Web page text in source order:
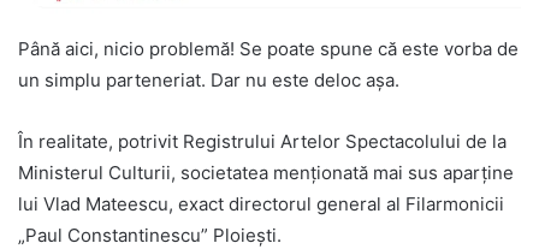
Până aici, nicio problemă! Se poate spune că este vorba de
un simplu parteneriat. Dar nu este deloc așa.
În realitate, potrivit Registrului Artelor Spectacolului de la
Ministerul Culturii, societatea menționată mai sus aparține
lui Vlad Mateescu, exact directorul general al Filarmonicii
„Paul Constantinescu” Ploiești.